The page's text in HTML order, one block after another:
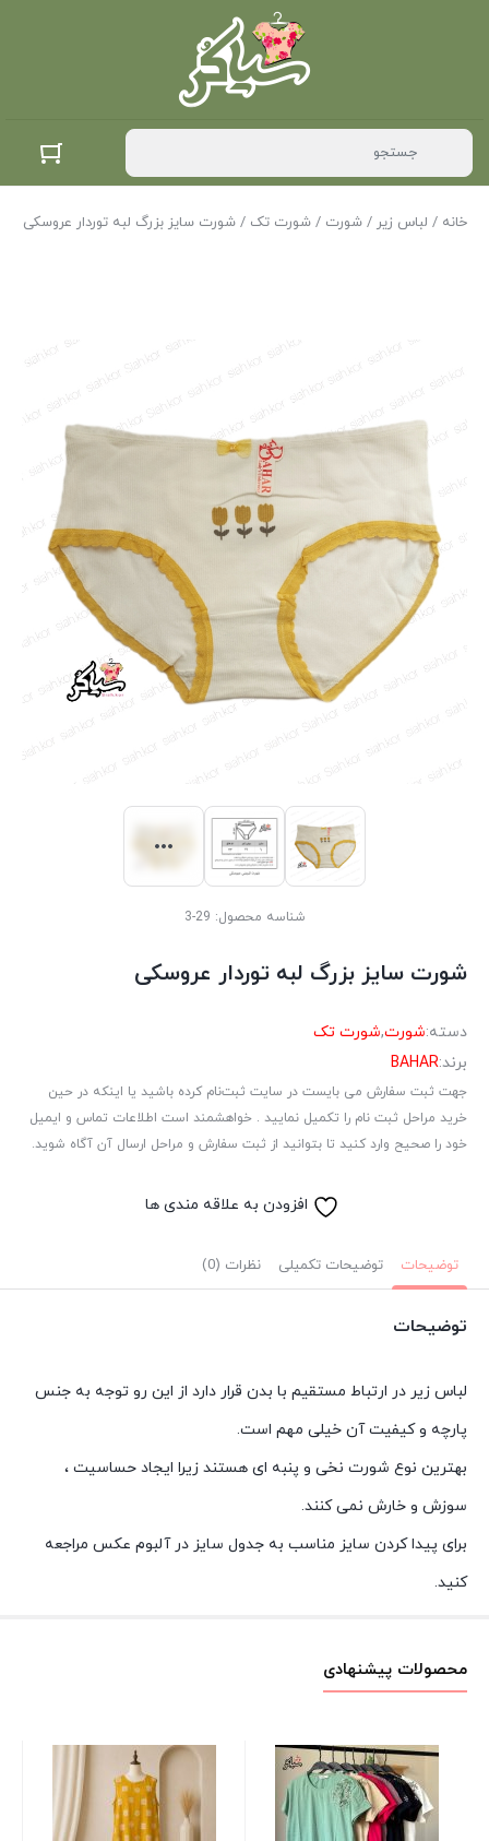
خانه / لباس زیر / شورت / شورت تک / شورت سایز بزرگ لبه توردار عروسکی
شناسه محصول: 29-3
شورت سایز بزرگ لبه توردار عروسکی
دسته:شورت,شورت تک
برند:BAHAR
جهت ثبت سفارش می بایست در سایت ثبت‌نام کرده باشید یا اینکه در حین
خرید مراحل ثبت نام را تکمیل نمایید . خواهشمند است اطلاعات تماس و ایمیل
خود را صحیح وارد کنید تا بتوانید از ثبت سفارش و مراحل ارسال آن آگاه شوید.
افزودن به علاقه مندی ها
توضیحات توضیحات تکمیلی نظرات (0)
توضیحات
لباس زیر در ارتباط مستقیم با بدن قرار دارد از این رو توجه به جنس
پارچه و کیفیت آن خیلی مهم است.
بهترین نوع شورت نخی و پنبه ای هستند زیرا ایجاد حساسیت ،
سوزش و خارش نمی کنند.
برای پیدا کردن سایز مناسب به جدول سایز در آلبوم عکس مراجعه
کنید.
محصولات پیشنهادی